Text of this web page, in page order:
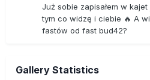
Już sobie zapisałem w
tym co widzę i ciebie 🔥 A
fastów od fast bud42?
Gallery Statistics